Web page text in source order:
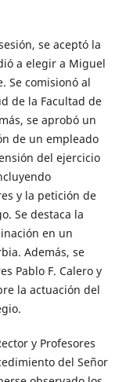
se aceptó la
a elegir a Miguel
Se comisionó al
de la Facultad de
se aprobó un
de un empleado
del ejercicio
y la petición de
Se destaca la
en un
Además, se
Pablo F. Calero y
la actuación del
y Profesores
del Señor